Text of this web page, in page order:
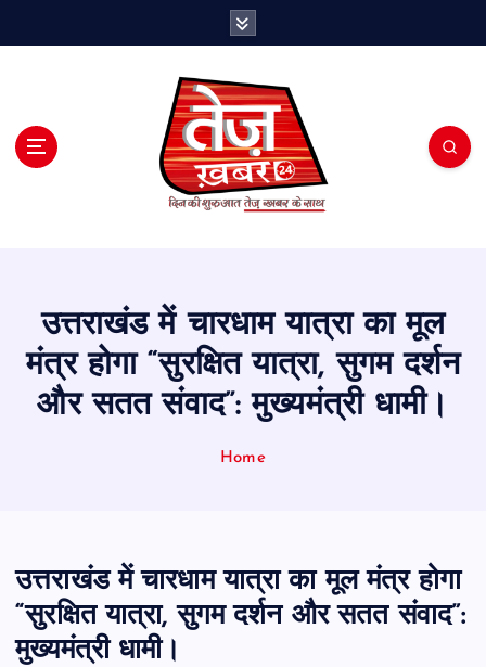
उत्तराखंड में चारधाम यात्रा का मूल
मंत्र होगा “सुरक्षित यात्रा, सुगम दर्शन
और सतत संवाद”: मुख्यमंत्री धामी।
Home
उत्तराखंड में चारधाम यात्रा का मूल मंत्र होगा
“सुरक्षित यात्रा, सुगम दर्शन और सतत संवाद”:
मुख्यमंत्री धामी।